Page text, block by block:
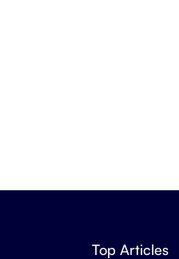
Top Articles